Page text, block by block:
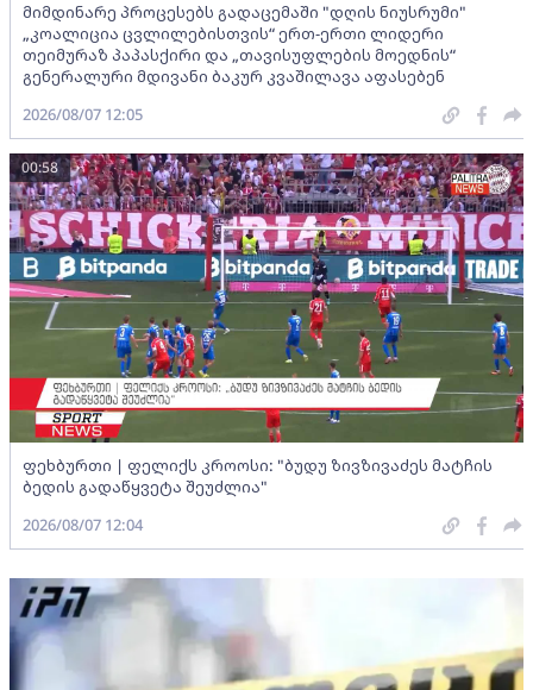
მიმდინარე პროცესებს გადაცემაში "დღის ნიუსრუმი"
„კოალიცია ცვლილებისთვის“ ერთ-ერთი ლიდერი
თეიმურაზ პაპასქირი და „თავისუფლების მოედნის“
გენერალური მდივანი ბაკურ კვაშილავა აფასებენ
2026/08/07 12:05
ფეხბურთი | ფელიქს კროოსი: "ბუდუ ზივზივაძეს მატჩის
ბედის გადაწყვეტა შეუძლია"
00:58
2026/08/07 12:04